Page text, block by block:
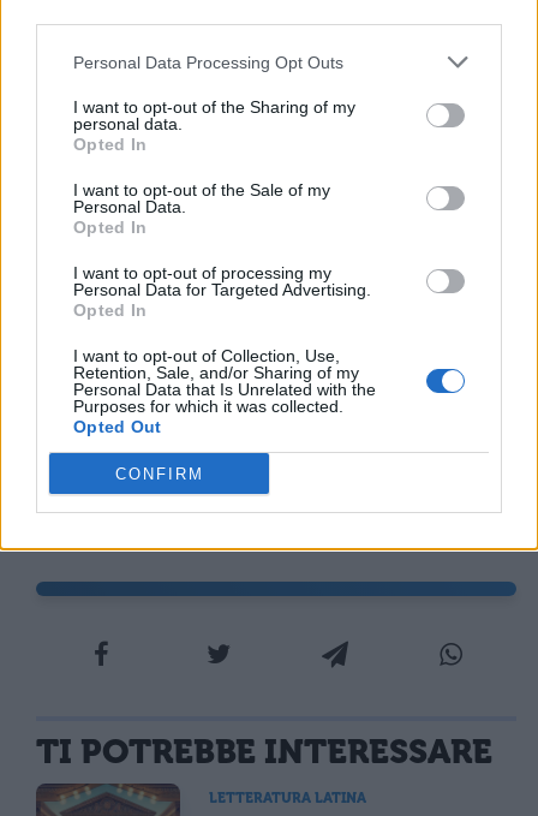
Personal Data Processing Opt Outs
I want to opt-out of the Sharing of my
personal data.
Opted In
I want to opt-out of the Sale of my
Personal Data.
Opted In
I want to opt-out of processing my
Personal Data for Targeted Advertising.
Opted In
I want to opt-out of Collection, Use,
Retention, Sale, and/or Sharing of my
Personal Data that Is Unrelated with the
Purposes for which it was collected.
Opted Out
CONFIRM
però i due uomini ordinarono ai loro ospiti
di andare dalla capanna al colle vicino; i
vecchi coniugi subito obbedirono e si
allontanarono. I due ospiti, che erano gli déi
vicino e travolsero tutti gli abitanti, ma dove
ora c'era una tempio. Giove disse alla
donna: "Voi avete devozione e rettitudine,
pregate dunque e otterrete!". Subito
Filemone esclamò: "Giove e Mercurio
affidino a noi il tempio sacro, affinché
siamo sempre per loro fedeli ministri" e
subito gli dèi obbedirono.
TI POTREBBE INTERESSARE
LETTERATURA LATINA